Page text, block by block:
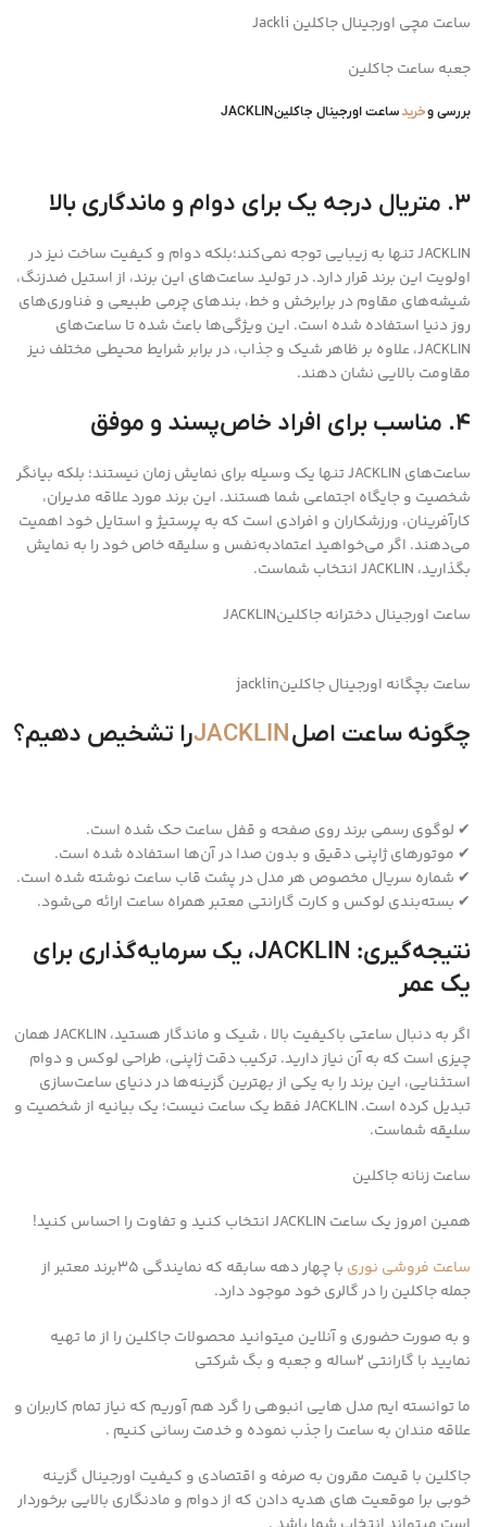
ساعت مچی اورجینال جاکلین Jackli
جعبه ساعت جاکلین
بررسی وخریدساعت اورجینال جاکلینJACKLIN
۳. متریال درجه یک برای دوام و ماندگاری بالا
JACKLIN تنها به زیبایی توجه نمی‌کند؛بلکه دوام و کیفیت ساخت نیز در
اولویت این برند قرار دارد. در تولید ساعت‌های این برند، از استیل ضدزنگ،
شیشه‌های مقاوم در برابرخش و خط، بندهای چرمی طبیعی و فناوری‌های
روز دنیا استفاده شده است. این ویژگی‌ها باعث شده تا ساعت‌های
JACKLIN، علاوه بر ظاهر شیک و جذاب، در برابر شرایط محیطی مختلف نیز
مقاومت بالایی نشان دهند.
۴. مناسب برای افراد خاص‌پسند و موفق
ساعت‌های JACKLIN تنها یک وسیله برای نمایش زمان نیستند؛ بلکه بیانگر
شخصیت و جایگاه اجتماعی شما هستند. این برند مورد علاقه مدیران،
کارآفرینان، ورزشکاران و افرادی است که به پرستیژ و استایل خود اهمیت
می‌دهند. اگر می‌خواهید اعتماد‌به‌نفس و سلیقه خاص خود را به نمایش
بگذارید، JACKLIN انتخاب شماست.
ساعت اورجینال دخترانه جاکلینJACKLIN
ساعت بچگانه اورجینال جاکلینjacklin
چگونه ساعت اصلJACKLINرا تشخیص دهیم؟
✔ لوگوی رسمی برند روی صفحه و قفل ساعت حک شده است.
✔ موتورهای ژاپنی دقیق و بدون صدا در آن‌ها استفاده شده است.
✔ شماره سریال مخصوص هر مدل در پشت قاب ساعت نوشته شده است.
✔ بسته‌بندی لوکس و کارت گارانتی معتبر همراه ساعت ارائه می‌شود.
نتیجه‌گیری: JACKLIN، یک سرمایه‌گذاری برای
یک عمر
اگر به دنبال ساعتی باکیفیت بالا ، شیک و ماندگار هستید، JACKLIN همان
چیزی است که به آن نیاز دارید. ترکیب دقت ژاپنی، طراحی لوکس و دوام
استثنایی، این برند را به یکی از بهترین گزینه‌ها در دنیای ساعت‌سازی
تبدیل کرده است. JACKLIN فقط یک ساعت نیست؛ یک بیانیه از شخصیت و
سلیقه شماست.
ساعت زنانه جاکلین
همین امروز یک ساعت JACKLIN انتخاب کنید و تفاوت را احساس کنید!
ساعت فروشی نوری
با چهار دهه سابقه که نمایندگی ۳۵برند معتبر از
جمله جاکلین را در گالری خود موجود دارد.
و به صورت حضوری و آنلاین میتوانید محصولات جاکلین را از ما تهیه
نمایید با گارانتی ۲ساله و جعبه و بگ شرکتی
ما توانسته ایم مدل هایی انبوهی را گرد هم آوریم که نیاز تمام کاربران و
علاقه مندان به ساعت را جذب نموده و خدمت رسانی کنیم .
جاکلین با قیمت مقرون به صرفه و اقتصادی و کیفیت اورجینال گزینه
خوبی برا موقعیت های هدیه دادن که از دوام و مادنگاری بالایی برخوردار